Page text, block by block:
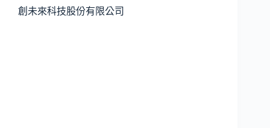
創未來科技股份有限公司